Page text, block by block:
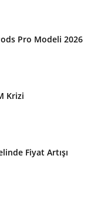
Pro Modeli 2026
Krizi
Fiyat Artışı